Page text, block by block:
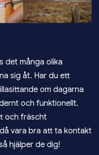
det många olika
sig åt. Har du ett
om dagarna
och funktionellt.
och fräscht
vara bra att ta kontakt
hjälper de dig!